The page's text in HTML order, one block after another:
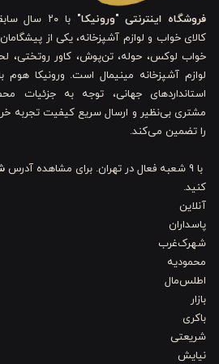
وقتی یک ابزار آشپزخانه طراحی
شده است. شما با استفاده از این کفگیر
طراحی سبک و خوش‌دست آن کمک می‌کند حتی
دسته چوبی ارگونومیک
مقاوم در برابر حرارت
مناسب سرخ کردن غذا
تخلیه روغن اضافی
طراحی مینیمال کاربردی
مناسب مصرف روزمره
کنترل بهتر غذا
کیفیت ساخت بالا
شستشوی آسان
این کفگیر برای استفاده در موقعیت‌های
استفاده کنید. طراحی شیار دار باعث
برندورونیکا
ابزارهای آشپزخانه شما قرار بگیرد و به یکی
فروشگاه اینترنتی "ورونیکا"
با ۲۰
کالای خواب و لوازم آشپزخانه، یکی از پیشگامان
خواب لوکس، حوله، تن‌پوش، کاور روتختی،
لوازم آشپزخانه مینیمال است. ورونیکا هوم
استانداردهای جهانی، توجه به جزئیات
مشتری بی‌نظیر و ارسال سریع کیفیت تجربه
را تضمین می‌کند.
با 9 شعبه فعال در تهران. برای مشاهده آدرس
کنید.
آنلاین
پاسداران
شهرک‌غرب
محمودیه
اطلس‌مال
بازار
باکری
شریعتی
نیایش